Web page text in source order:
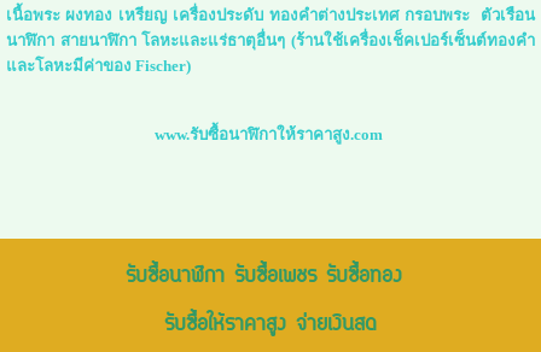
เนื้อพระ ผงทอง เหรียญ เครื่องประดับ ทองคำต่างประเทศ กรอบพระ ตัวเรือน
นาฬิกา สายนาฬิกา โลหะและแร่ธาตุอื่นๆ (ร้านใช้เครื่องเช็คเปอร์เซ็นต์ทองคำ
และโลหะมีค่าของ Fischer)
www.รับซื้อนาฬิกาให้ราคาสูง.com
รับซื้อนาฬิกา รับซื้อเพชร รับซื้อทอง
รับซื้อให้ราคาสูง จ่ายเงินสด